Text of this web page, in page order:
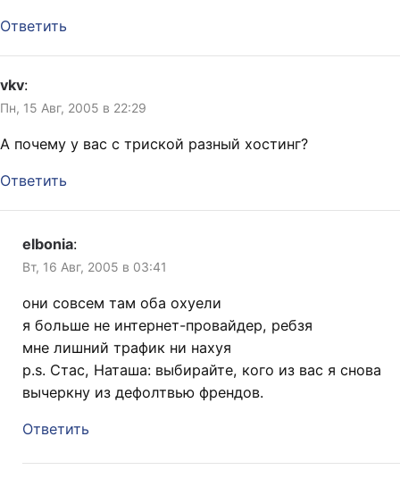
Ответить
vkv:
Пн, 15 Авг, 2005 в 22:29
А почему у вас с триской разный хостинг?
Ответить
elbonia:
Вт, 16 Авг, 2005 в 03:41
они совсем там оба охуели
я больше не интернет-провайдер, ребзя
мне лишний трафик ни нахуя
p.s. Стас, Наташа: выбирайте, кого из вас я снова
вычеркну из дефолтвью френдов.
Ответить